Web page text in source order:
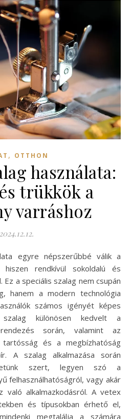
, OTTHON
használata:
trükkök a
varráshoz
2024.12.12.
hiszen rendkívül sokoldalú és
a speciális szalag nem csupán
hanem a modern technológia
számos igényét képes
különösen kedvelt a
során, valamint az
és a megbízhatóság
A szalag alkalmazása során
szert, legyen szó a
felhasználhatóságról, vagy akár
való alkalmazkodásról. A vetex
és típusokban érhető el,
megtalálja a számára